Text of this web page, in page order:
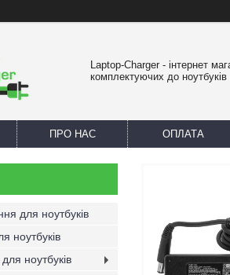
Laptop-Charger - інтернет
комплектуючих до ноутбуків
ПРО НАС ОПЛАТА
для ноутбуків
ноутбуків
ноутбуків